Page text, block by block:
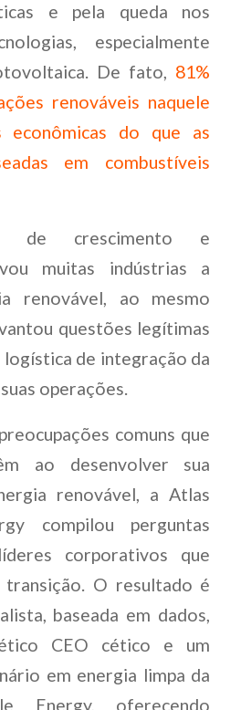
e pela queda nos
especialmente
De fato, 81%
renováveis naquele
econômicas do que as
em combustíveis
de crescimento e
muitas indústrias a
renovável, ao mesmo
questões legítimas
de integração da
operações.
comuns que
ao desenvolver sua
renovável, a Atlas
compilou perguntas
corporativos que
transição. O resultado é
baseada em dados,
CEO cético e um
em energia limpa da
Energy, oferecendo